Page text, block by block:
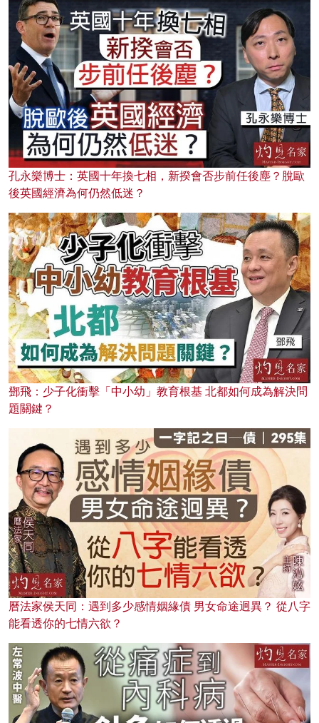
孔永樂博士：英國十年換七相，新揆會否步前任後塵？脫歐
後英國經濟為何仍然低迷？
鄧飛：少子化衝擊「中小幼」教育根基 北都如何成為解決問
題關鍵？
曆法家侯天同：遇到多少感情姻緣債 男女命途迥異？ 從八字
能看透你的七情六欲？